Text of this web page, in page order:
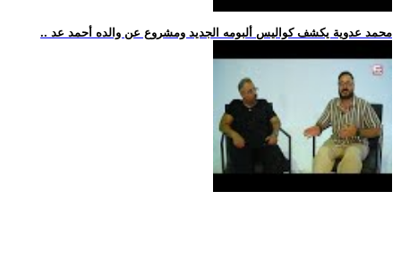
.. محمد عدوية يكشف كواليس ألبومه الجديد ومشروع عن والده أحمد عد